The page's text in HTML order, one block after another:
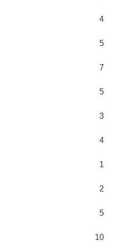
4
5
7
5
3
4
1
2
5
10